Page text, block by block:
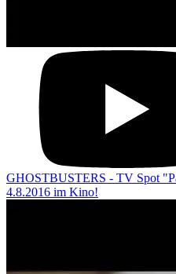
GHOSTBUSTERS - TV Spot
4.8.2016 im Kino!